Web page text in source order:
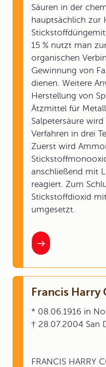
Säuren in der
hauptsächlich zur
15 % nutzt man
organischen
Gewinnung von
dienen. Weitere
Herstellung von
Ätzmittel für
Salpetersäure
Verfahren in drei
Zuerst wird
anschließend mit
reagiert. Zum
Stickstoffdioxid
umgesetzt.
Francis
* 08.06.1916 in
† 28.07.2004 San
FRANCIS HARRY